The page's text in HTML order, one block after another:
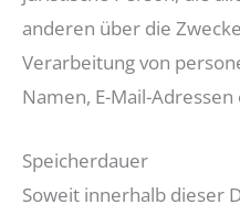
anderen über die
Verarbeitung von
Namen, E-Mail-
Speicherdauer
Soweit innerhalb dieser